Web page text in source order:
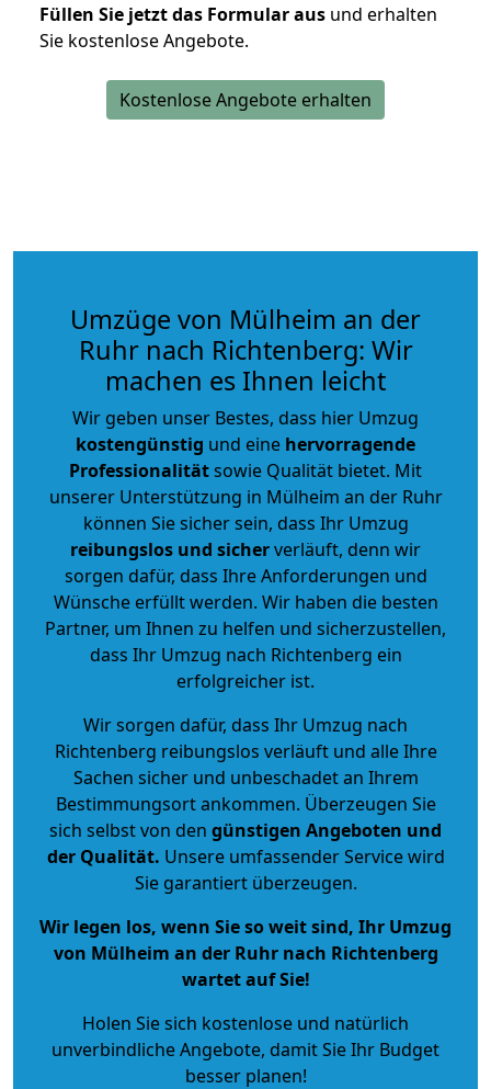
Füllen Sie jetzt das Formular aus und erhalten
Sie kostenlose Angebote.
Kostenlose Angebote erhalten
Umzüge von Mülheim an der
Ruhr nach Richtenberg: Wir
machen es Ihnen leicht
Wir geben unser Bestes, dass hier Umzug
kostengünstig und eine hervorragende
Professionalitätsowie Qualität bietet. Mit
unserer Unterstützung in Mülheim an der Ruhr
können Sie sicher sein, dass Ihr Umzug
reibungslos und sicherverläuft, denn wir
sorgen dafür, dass Ihre Anforderungen und
Wünsche erfüllt werden. Wir haben die besten
Partner, um Ihnen zu helfen und sicherzustellen,
dass Ihr Umzug nach Richtenberg ein
erfolgreicher ist.
Wir sorgen dafür, dass Ihr Umzug nach
Richtenberg reibungslos verläuft und alle Ihre
Sachen sicher und unbeschadet an Ihrem
Bestimmungsort ankommen. Überzeugen Sie
sich selbst von den günstigen Angeboten und
der Qualität. Unsere umfassender Service wird
Sie garantiert überzeugen.
Wir legen los, wenn Sie so weit sind, Ihr Umzug
von Mülheim an der Ruhr nach Richtenberg
wartet auf Sie!
Holen Sie sich kostenlose und natürlich
unverbindliche Angebote, damit Sie Ihr Budget
besser planen!